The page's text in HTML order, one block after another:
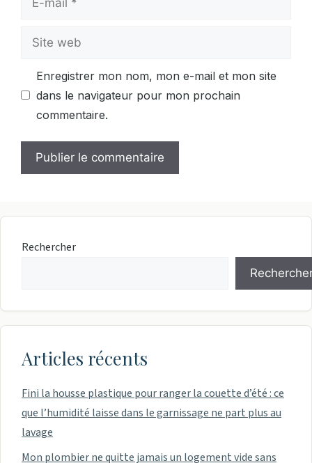
Site
Enregistrer mon nom, mon e-mail et mon site
dans le navigateur pour mon prochain
commentaire.
Rechercher
Articles récents
Fini la housse plastique pour ranger la couette d’été : ce
que l’humidité laisse dans le garnissage ne part plus au
lavage
Mon plombier ne quitte jamais un logement vide sans